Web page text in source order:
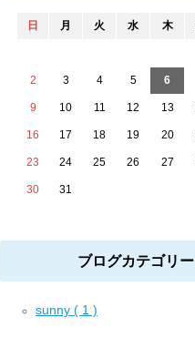
日 月 火 水 木
2 3 4 5 6
9 10 11 12 13
16 17 18 19 20
23 24 25 26 27
30 31
ブログカテゴリー
sunny ( 1 )